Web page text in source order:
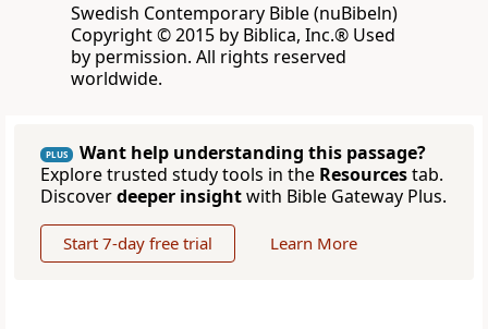
Swedish Contemporary Bible (nuBibeln)
Copyright © 2015 by Biblica, Inc.® Used
by permission. All rights reserved
worldwide.
PLUS
Want help understanding this passage?
Explore trusted study tools in the Resourcestab.
Discoverdeeper insightwith Bible Gateway Plus.
Start 7-day free trial Learn More